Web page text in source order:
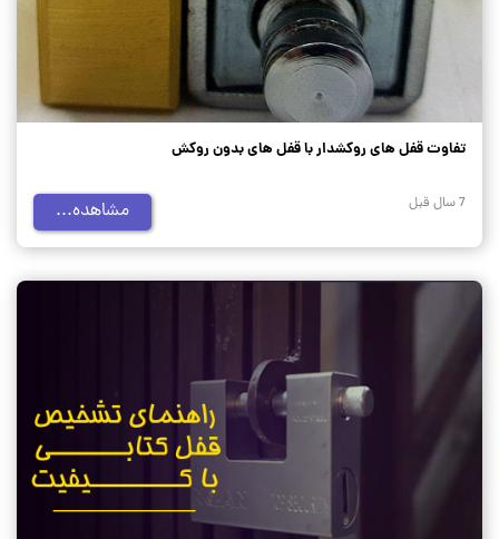
تفاوت قفل های روکشدار با قفل های بدون روکش
7 سال قبل مشاهده...